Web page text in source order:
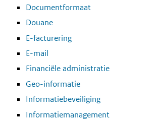
Documentformaat
Douane
E-facturering
E-mail
Financiële administratie
Geo-informatie
Informatiebeveiliging
Informatiemanagement